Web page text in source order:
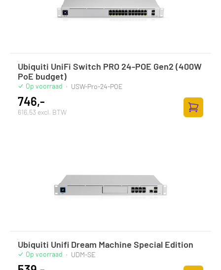
Ubiquiti UniFi Switch PRO 24-POE Gen2 (400W
PoE budget)
Op voorraad · USW-Pro-24-POE
746,-
616,53 excl. BTW
Zum
Ubiquiti Unifi Dream Machine Special Edition
Op voorraad · UDM-SE